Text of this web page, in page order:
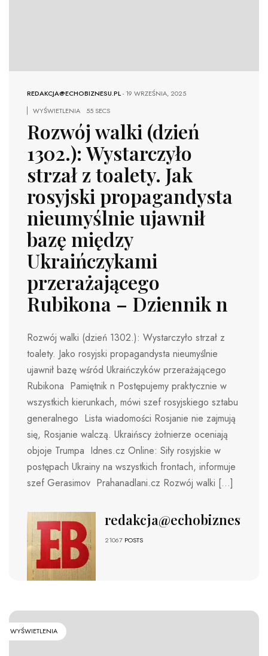
REDAKCJA@ECHOBIZNESU.PL-19 WRZEŚNIA, 2025
WYŚWIETLENIA
55 SECS
Rozwój walki (dzień
1302.): Wystarczyło
strzał z toalety. Jak
rosyjski propagandysta
nieumyślnie ujawnił
bazę między
Ukraińczykami
przerażającego
Rubikona – Dziennik n
Rozwój walki (dzień 1302.): Wystarczyło strzał z
toalety. Jako rosyjski propagandysta nieumyślnie
ujawnił bazę wśród Ukraińczyków przerażającego
Rubikona Pamiętnik n Postępujemy praktycznie w
wszystkich kierunkach, mówi szef rosyjskiego sztabu
generalnego Lista wiadomości Rosjanie nie zajmują
się, Rosjanie walczą. Ukraińscy żołnierze oceniają
objoje Trumpa Idnes.cz Online: Siły rosyjskie w
postępach Ukrainy na wszystkich frontach, informuje
szef Gerasimov Prahanadlani.cz Rozwój walki […]
redakcja@echobiznesu.pl
21067 POSTS
WYŚWIETLENIA